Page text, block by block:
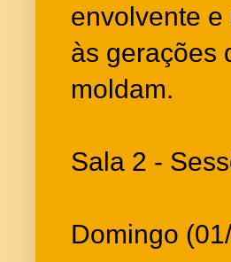
envolvente
às gerações
moldam.
Sala 2 -
Domingo